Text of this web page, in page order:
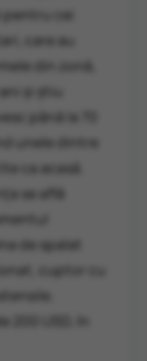
cei
care au
din zonă,
și știu
până la 70
unele dintre
ca acasă.
se află
de spalat
cuptor cu
USD, în